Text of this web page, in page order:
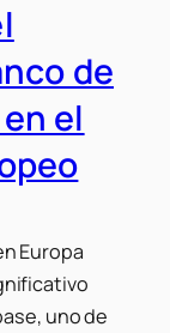
de
el
Europa
uno de